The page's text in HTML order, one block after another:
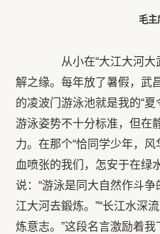
毛主
从小在“大江大河大
解之缘。每年放了暑假，武
的凌波门游泳池就是我的“
游泳姿势不十分标准，但在
力。在那个“恰同学少年，
血喷张的我们，怎安于在绿
说：“游泳是同大自然作斗
江大河去鍛炼。”“长江水深
炼意志。”这段名言激励着